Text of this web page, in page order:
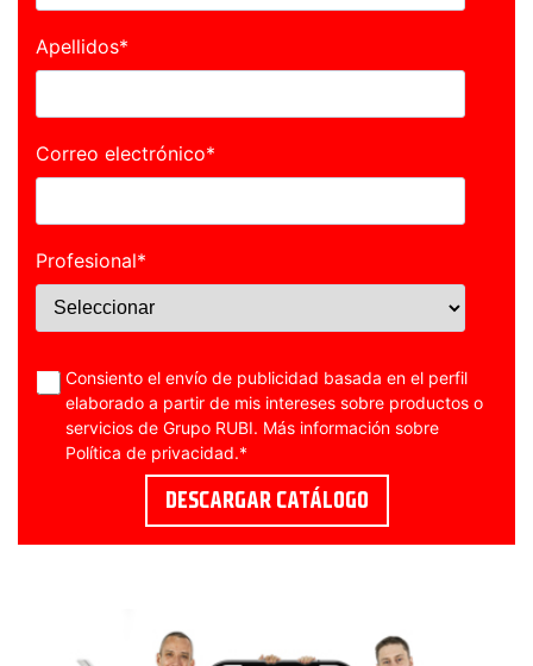
Apellidos*
Correo electrónico*
Profesional*
Consiento el envío de publicidad basada en el perfil
elaborado a partir de mis intereses sobre productos o
servicios de Grupo RUBI. Más información sobre
Política de privacidad.*